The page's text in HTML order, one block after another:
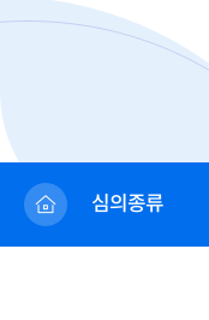
심의종류